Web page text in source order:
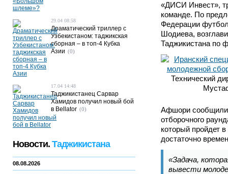
«ДИСИ Инвест»,
команде. По
Федерации
Шодиева,
Таджикистана по
Технический
Афшори сообщили
отборочного
который пройдет
достаточно
«Задача,
вывести
29.04 08:58
Драматический триллер с
Узбекистаном: таджикская
сборная – в топ-4 Кубка
Азии (0)
17.04 14:48
Таджикистанец Сарвар
Хамидов получил новый бой
в Bellator (0)
Новости. Таджикистана
08.08.2026